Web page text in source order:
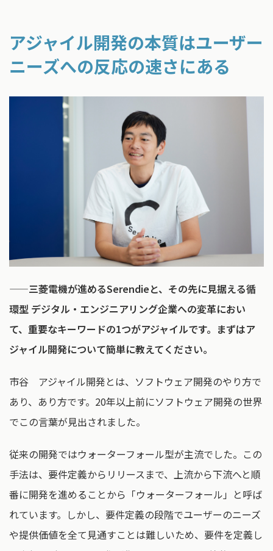
アジャイル開発の本質はユーザー
ニーズへの反応の速さにある
——三菱電機が進めるSerendieと、その先に見据える循
環型 デジタル・エンジニアリング企業への変革におい
て、重要なキーワードの1つがアジャイルです。まずはア
ジャイル開発について簡単に教えてください。
市谷 アジャイル開発とは、ソフトウェア開発のやり方で
あり、あり方です。20年以上前にソフトウェア開発の世界
でこの言葉が見出されました。
従来の開発ではウォーターフォール型が主流でした。この
手法は、要件定義からリリースまで、上流から下流へと順
番に開発を進めることから「ウォーターフォール」と呼ば
れています。しかし、要件定義の段階でユーザーのニーズ
や提供価値を全て見通すことは難しいため、要件を定義し